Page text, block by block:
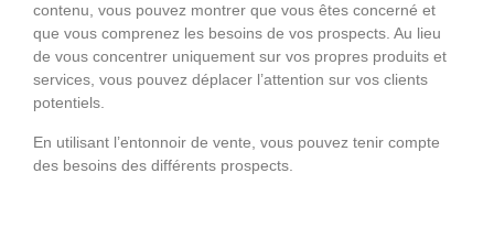
contenu, vous pouvez montrer que vous êtes concerné et
que vous comprenez les besoins de vos prospects. Au lieu
de vous concentrer uniquement sur vos propres produits et
services, vous pouvez déplacer l’attention sur vos clients
potentiels.
En utilisant l’entonnoir de vente, vous pouvez tenir compte
des besoins des différents prospects.